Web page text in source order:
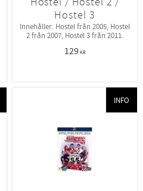
Hostel 3
Innehåller: Hostel från 2005, Hostel
2 från 2007, Hostel 3 från 2011.
129KR
INFO